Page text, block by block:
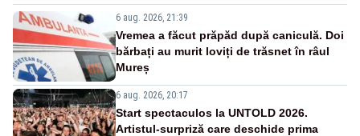
6 aug. 2026, 21:39
Vremea a făcut prăpăd după caniculă. Doi
bărbați au murit loviți de trăsnet în râul
Mureș
6 aug. 2026, 20:17
Start spectaculos la UNTOLD 2026.
Artistul-surpriză care deschide prima